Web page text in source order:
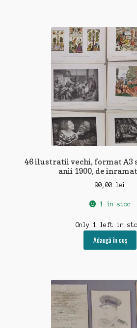
46 ilustratii vechi, format A3
anii 1900, de
90,00 lei
1 în stoc
Only 1 left in
Adaugă în coș